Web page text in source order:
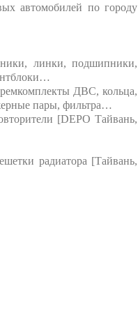
автомобилей по городу
линки, подшипники,
ДВС, кольца,
пары, фильтра…
[DEPO Тайвань,
радиатора [Тайвань,